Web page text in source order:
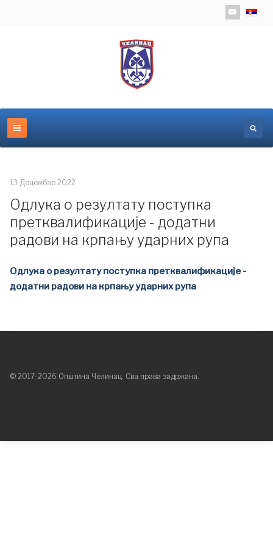
13 Децембар 2022
Одлука о резултату поступка
претквалификације - додатни
радови на крпању ударних рупа
Одлука о резултату поступка претквалификације -
додатни радови на крпању ударних рупа
© 2017-2026 Општина Челинац. Сва права задржана.